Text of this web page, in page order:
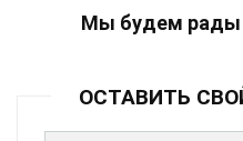
Мы будем рады
ОСТАВИТЬ